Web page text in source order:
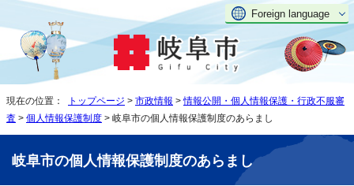
Foreign language
現在の位置： トップページ > 市政情報 >情報公開・個人情報保護・行政不服審
査 > 個人情報保護制度 > 岐阜市の個人情報保護制度のあらまし
岐阜市の個人情報保護制度のあらまし